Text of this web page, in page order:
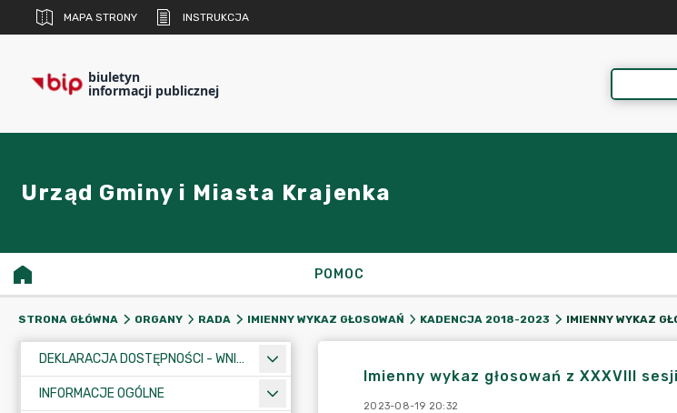
MAPA STRONY INSTRUKCJA
biuletyn
informacji publicznej
Urząd Gminy i Miasta Krajenka
POMOC
STRONA GŁÓWNA ORGANY RADA IMIENNY WYKAZ GŁOSOWAŃ KADENCJA 2018-2023
DEKLARACJA DOSTĘPNOŚCI - WNIOSEK
INFORMACJE OGÓLNE
Imienny wykaz głosowań z XXXVIII
2023-08-19 20:32